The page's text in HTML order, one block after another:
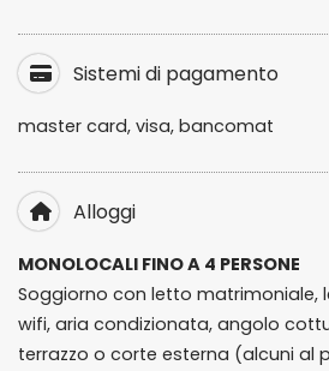
Sistemi di pagamento
master card, visa, bancomat
Alloggi
MONOLOCALI FINO A 4 PERSONE
Soggiorno con letto matrimoniale,
wifi, aria condizionata, angolo
terrazzo o corte esterna (alcuni al